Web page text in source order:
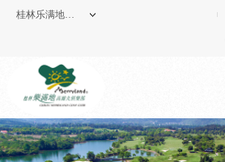
桂林乐满地高尔夫俱乐部